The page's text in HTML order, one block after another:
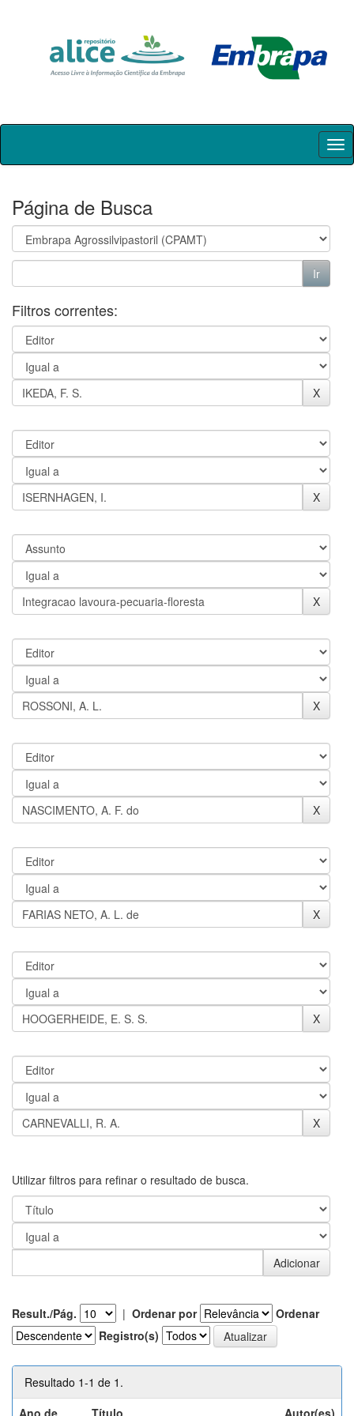
Skip
Página de Busca
Filtros correntes:
Utilizar filtros para refinar o resultado de busca.
Result./Pág. | Ordenar por
Ordenar
Registro(s)
Resultado 1-1 de 1.
Ano de
Título Autor(es)